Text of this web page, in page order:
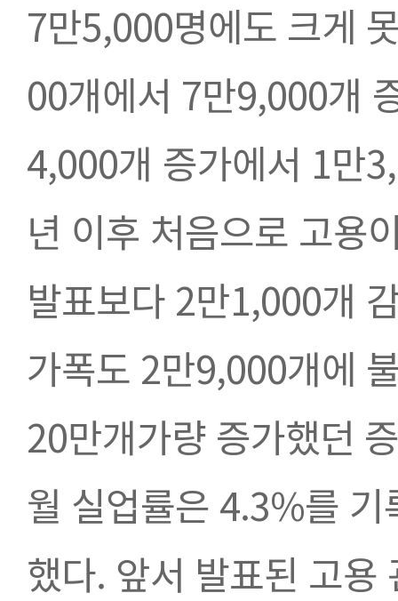
7만5,000명에도 크게
00개에서 7만9,000개
4,000개 증가에서 1만
년 이후 처음으로 고용
발표보다 2만1,000개
가폭도 2만9,000개에
20만개가량 증가했던
월 실업률은 4.3%를
했다. 앞서 발표된 고용